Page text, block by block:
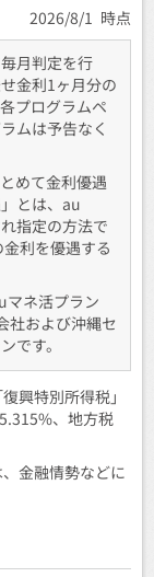
2026/8/1 時点
月判定を行
金利1ヶ月分の
プログラムペ
ムは予告なく
めて金利優遇
とは、au
指定の方法で
利を優遇する
マネ活プラン
社および沖縄セ
です。
興特別所得税」
、地方税
金融情勢などに